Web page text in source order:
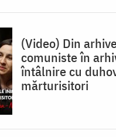
(Video) Din
comuniste în
întâlnire cu
mărturisitori